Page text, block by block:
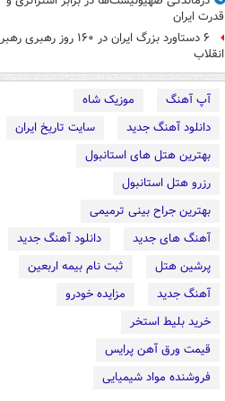
قدرت ایران
۶ دستاورد بزرگ ایران در ۱۶۰ روز رهبری رهبر
انقلاب
آپ آهنگ
موزیک شاه
دانلود آهنگ جدید
سایت تاریخ ایران
بهترین هتل های استانبول
رزرو هتل استانبول
بهترین جراح بینی ترمیمی
آهنگ های جدید
دانلود آهنگ جدید
پرشین هتل
ثبت نام بیمه اربعین
آهنگ جدید
مزایده خودرو
خرید بلیط استخر
قیمت ورق آهن پرایس
فروشنده مواد شیمیایی